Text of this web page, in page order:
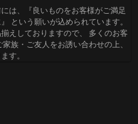
は、『良いものをお客様がご満足
という願いが込められています。
えしておりますので、 多くのお客
族・ご友人をお誘い合わせの上、
す。